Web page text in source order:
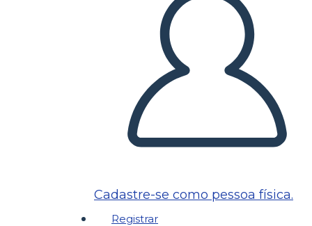
Cadastre-se como pessoa física.
Registrar